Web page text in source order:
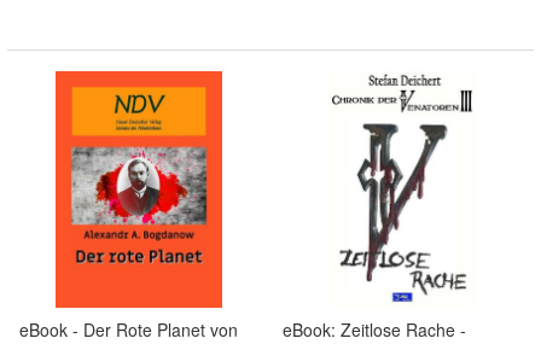
eBook - Der Rote Planet von
eBook: Zeitlose Rache -